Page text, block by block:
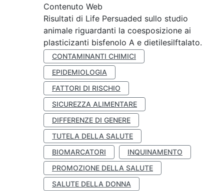
Contenuto Web
Risultati di Life Persuaded sullo studio
animale riguardanti la coesposizione ai
plasticizanti bisfenolo A e dietilesilftalato.
CONTAMINANTI CHIMICI
EPIDEMIOLOGIA
FATTORI DI RISCHIO
SICUREZZA ALIMENTARE
DIFFERENZE DI GENERE
TUTELA DELLA SALUTE
BIOMARCATORI
INQUINAMENTO
PROMOZIONE DELLA SALUTE
SALUTE DELLA DONNA